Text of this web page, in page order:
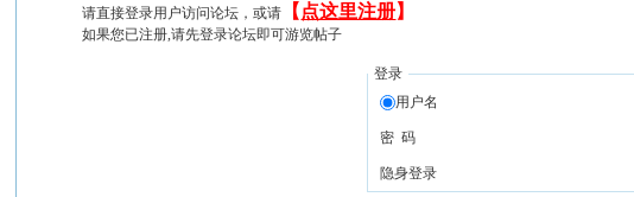
请直接登录用户访问论坛，或请 【 点这里注册】
如果您已注册,请先登录论坛即可游览帖子
登录
用户名
密 码
隐身登录